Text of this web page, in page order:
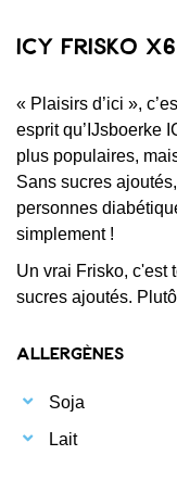
ICY Frisko x6
« Plaisirs d’ici »,
esprit qu’IJsboerke
plus populaires,
Sans sucres
personnes
simplement !
Un vrai Frisko, c'est
sucres ajoutés.
Allergènes
Soja
Lait